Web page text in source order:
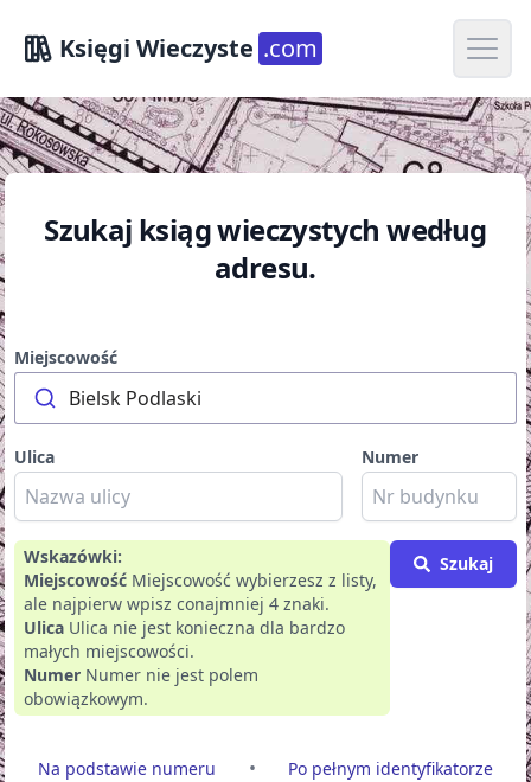
Księgi Wieczyste .com Open
Szukaj ksiąg wieczystych według
adresu.
Miejscowość
Bielsk Podlaski
Ulica Numer
Wskazówki:
Miejscowość Miejscowość wybierzesz z listy,
ale najpierw wpisz conajmniej 4 znaki.
Ulica Ulica nie jest konieczna dla bardzo
małych miejscowości.
Numer Numer nie jest polem
obowiązkowym.
Szukaj
Na podstawie numeru
•
Po pełnym identyfikatorze